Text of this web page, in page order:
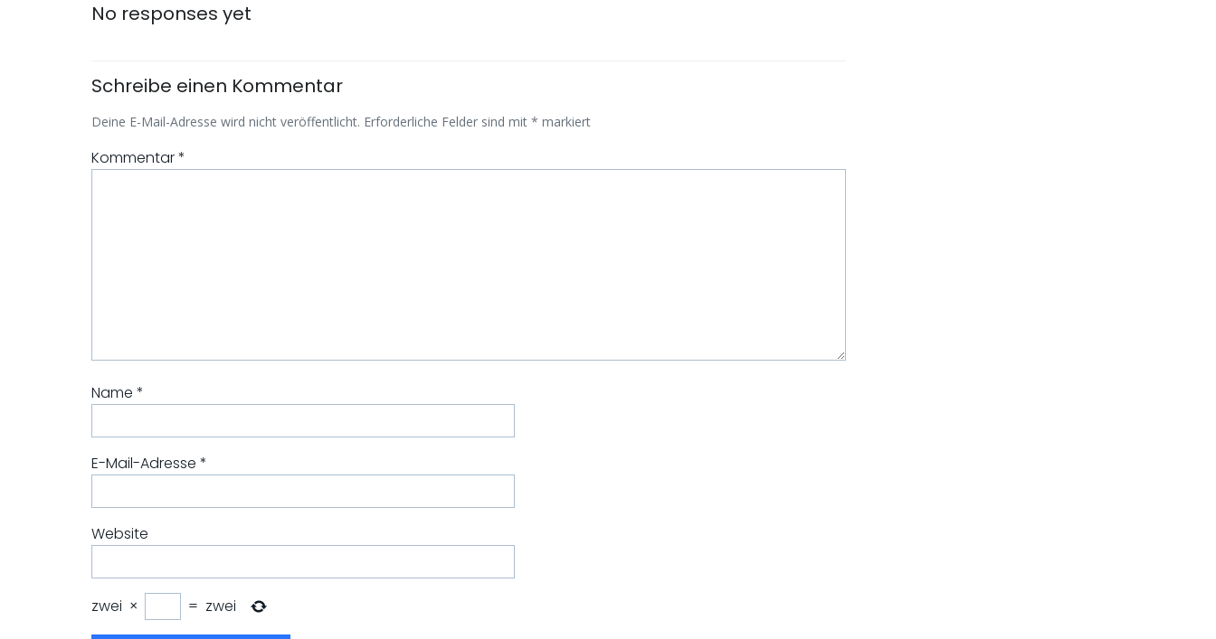
No responses yet
Schreibe einen Kommentar
Deine E-Mail-Adresse wird nicht veröffentlicht. Erforderliche Felder sind mit * markiert
Kommentar*
Name *
E-Mail-Adresse *
Website
zwei × = zwei